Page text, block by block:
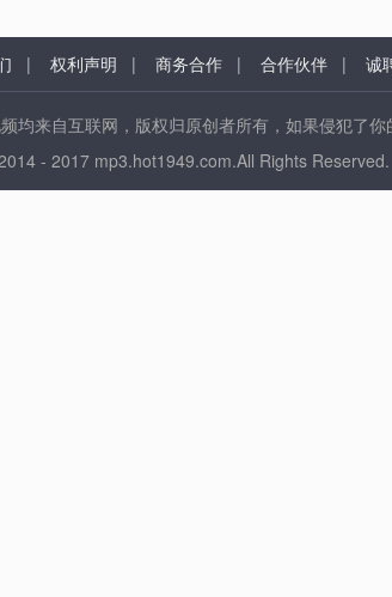
| 权利声明 | 商务合作 | 合作伙伴 | 诚
均来自互联网，版权归原创者所有，如果侵犯了
- 2017 mp3.hot1949.com.All Rights